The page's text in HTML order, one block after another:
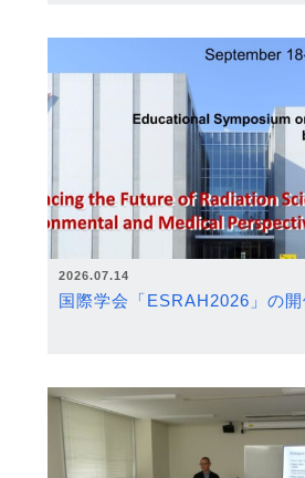
2026.07.14
国際学会「ESRAH2026」の開